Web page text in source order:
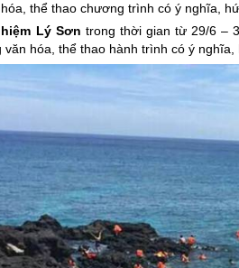
thể thao chương trình có ý nghĩa,
Lý Sơn trong thời gian từ 29/6 –
văn hóa, thể thao hành trình có ý